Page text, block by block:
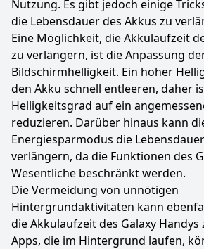
Nutzung. Es gibt jedoch einige
die Lebensdauer des Akkus zu
Eine Möglichkeit, die Akkulaufzeit
zu verlängern, ist die Anpassung
Bildschirmhelligkeit. Ein hoher
den Akku schnell entleeren, daher
Helligkeitsgrad auf ein
reduzieren. Darüber hinaus kann
Energiesparmodus die
verlängern, da die Funktionen des
Wesentliche beschränkt werden.
Die Vermeidung von unnötigen
Hintergrundaktivitäten kann
die Akkulaufzeit des Galaxy
Apps, die im Hintergrund laufen,